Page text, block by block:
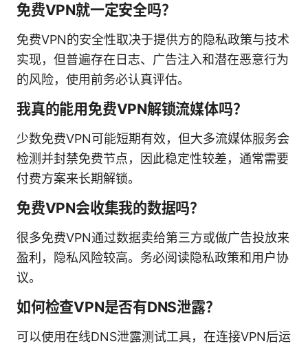
免费VPN就一定安全吗？
免费VPN的安全性取决于提供方的隐私政策与技术
实现，但普遍存在日志、广告注入和潜在恶意行为
的风险，使用前务必认真评估。
我真的能用免费VPN解锁流媒体吗？
少数免费VPN可能短期有效，但大多流媒体服务会
检测并封禁免费节点，因此稳定性较差，通常需要
付费方案来长期解锁。
免费VPN会收集我的数据吗？
很多免费VPN通过数据卖给第三方或做广告投放来
盈利，隐私风险较高。务必阅读隐私政策和用户协
议。
如何检查VPN是否有DNS泄露？
可以使用在线DNS泄露测试工具，在连接VPN后运